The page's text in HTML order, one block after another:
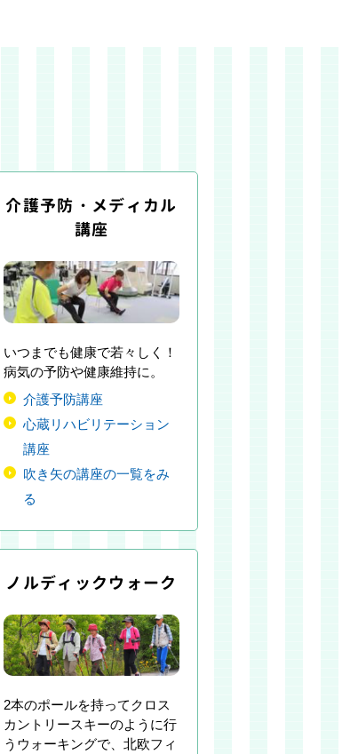
介護予防・メディカル
講座
いつまでも健康で若々しく！
病気の予防や健康維持に。
介護予防講座
心蔵リハビリテーション
講座
吹き矢の講座の一覧をみ
る
ノルディックウォーク
2本のポールを持ってクロス
カントリースキーのように行
うウォーキングで、北欧フィ